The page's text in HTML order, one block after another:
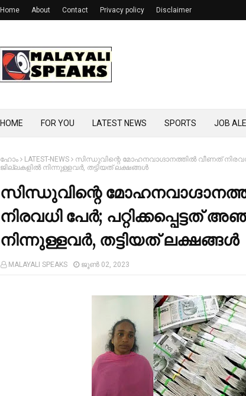
Home About Contact Privacy policy Disclaimer
HOME FOR YOU LATEST NEWS SPORTS JOB
ഹോം LATEST-NEWS
സിന്ധുവിന്റെ മോഹനവാഗ്ദാനത്തില്‍ വീണത്
ജില്ലകളില്‍ നിന്നുള്ളവര്‍, തട്ടിയത് ലക്ഷങ്ങള്‍
സിന്ധുവിന്റെ
നിരവധി പേര്‍; പറ്റിക്കപ്പെട്ടത്
നിന്നുള്ളവര്‍, തട്ടിയത് ലക്ഷങ്ങള്‍
MALAYALI SPEAKS ജൂൺ 02, 2023